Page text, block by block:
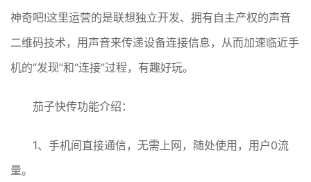
神奇吧!这里运营的是联想独立开发、拥有自主产权的声音
二维码技术，用声音来传递设备连接信息，从而加速临近手
机的“发现”和“连接”过程，有趣好玩。
茄子快传功能介绍：
1、手机间直接通信，无需上网，随处使用，用户0流
量。